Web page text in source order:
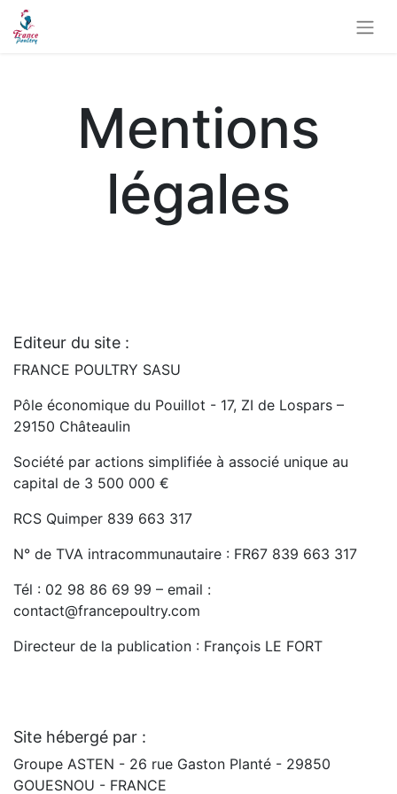
Mentions
légales
Editeur du site :
FRANCE POULTRY SASU
Pôle économique du Pouillot - 17, ZI de Lospars –
29150 Châteaulin
Société par actions simplifiée à associé unique au
capital de 3 500 000 €
RCS Quimper 839 663 317
N° de TVA intracommunautaire : FR67 839 663 317
Tél : 02 98 86 69 99 – email :
contact@francepoultry.com
Directeur de la publication : François LE FORT
Site hébergé par :
Groupe ASTEN - 26 rue Gaston Planté - 29850
GOUESNOU - FRANCE